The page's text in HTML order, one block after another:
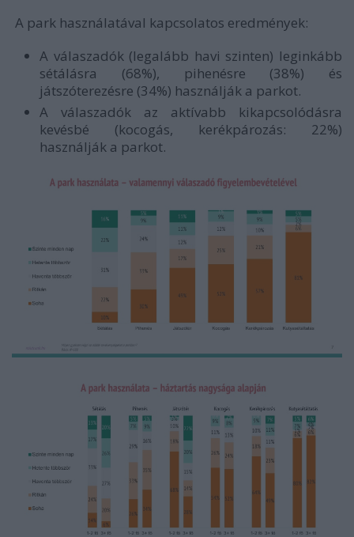
A park használatával kapcsolatos eredmények:
A válaszadók (legalább havi szinten) leginkább
sétálásra (68%), pihenésre (38%) és
játszóterezésre (34%) használják a parkot.
A válaszadók az aktívabb kikapcsolódásra
kevésbé (kocogás, kerékpározás: 22%)
használják a parkot.